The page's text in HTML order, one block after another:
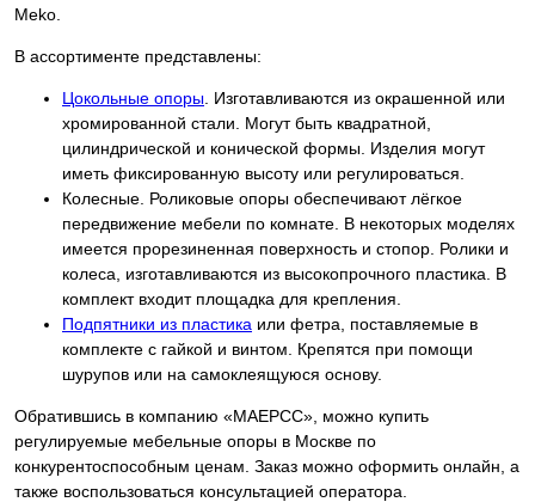
Meko.
В ассортименте представлены:
Цокольные опоры . Изготавливаются из окрашенной или
хромированной стали. Могут быть квадратной,
цилиндрической и конической формы. Изделия могут
иметь фиксированную высоту или регулироваться.
Колесные. Роликовые опоры обеспечивают лёгкое
передвижение мебели по комнате. В некоторых моделях
имеется прорезиненная поверхность и стопор. Ролики и
колеса, изготавливаются из высокопрочного пластика. В
комплект входит площадка для крепления.
Подпятники из пластика или фетра, поставляемые в
комплекте с гайкой и винтом. Крепятся при помощи
шурупов или на самоклеящуюся основу.
Обратившись в компанию «МАЕРСС», можно купить
регулируемые мебельные опоры в Москве по
конкурентоспособным ценам. Заказ можно оформить онлайн, а
также воспользоваться консультацией оператора.